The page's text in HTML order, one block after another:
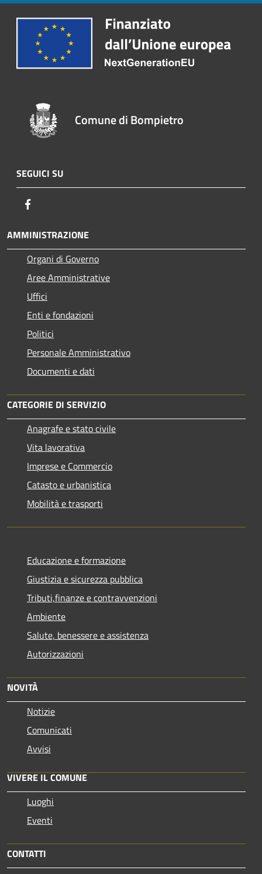
Comune di Bompietro
SEGUICI SU
AMMINISTRAZIONE
Organi di Governo
Aree Amministrative
Uffici
Enti e fondazioni
Politici
Personale Amministrativo
Documenti e dati
CATEGORIE DI SERVIZIO
Anagrafe e stato civile
Vita lavorativa
Imprese e Commercio
Catasto e urbanistica
Mobilità e trasporti
Educazione e formazione
Giustizia e sicurezza pubblica
Tributi,finanze e contravvenzioni
Ambiente
Salute, benessere e assistenza
Autorizzazioni
NOVITÀ
Notizie
Comunicati
Avvisi
VIVERE IL COMUNE
Luoghi
Eventi
CONTATTI